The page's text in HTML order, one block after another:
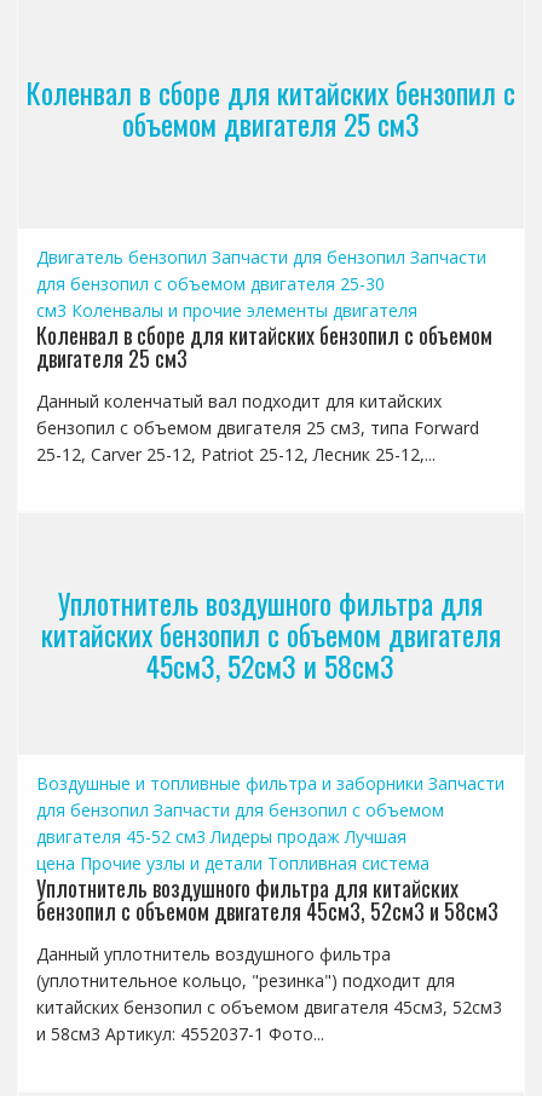
Коленвал в сборе для китайских бензопил с
объемом двигателя 25 см3
Двигатель бензопил Запчасти для бензопил Запчасти
для бензопил с объемом двигателя 25-30
см3 Коленвалы и прочие элементы двигателя
Коленвал в сборе для китайских бензопил с объемом
двигателя 25 см3
Данный коленчатый вал подходит для китайских
бензопил с объемом двигателя 25 см3, типа Forward
25-12, Carver 25-12, Patriot 25-12, Лесник 25-12,...
Уплотнитель воздушного фильтра для
китайских бензопил с объемом двигателя
45см3, 52см3 и 58см3
Воздушные и топливные фильтра и заборники Запчасти
для бензопил Запчасти для бензопил с объемом
двигателя 45-52 см3 Лидеры продаж Лучшая
цена Прочие узлы и детали Топливная система
Уплотнитель воздушного фильтра для китайских
бензопил с объемом двигателя 45см3, 52см3 и 58см3
Данный уплотнитель воздушного фильтра
(уплотнительное кольцо, "резинка") подходит для
китайских бензопил с объемом двигателя 45см3, 52см3
и 58см3 Артикул: 4552037-1 Фото...